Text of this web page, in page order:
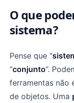
O que
sistema?
Pense que “
“conjunto”.
ferramentas não
de objetos. Uma